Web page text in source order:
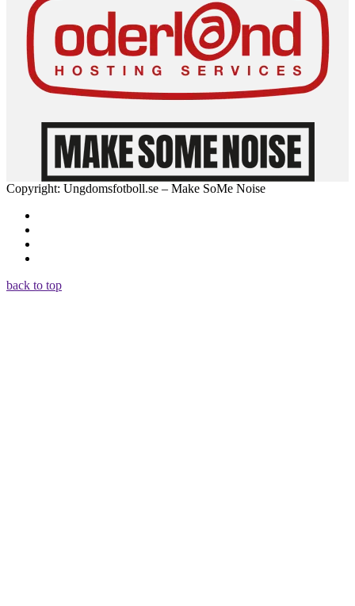
Copyright: Ungdomsfotboll.se – Make SoMe Noise
back to top